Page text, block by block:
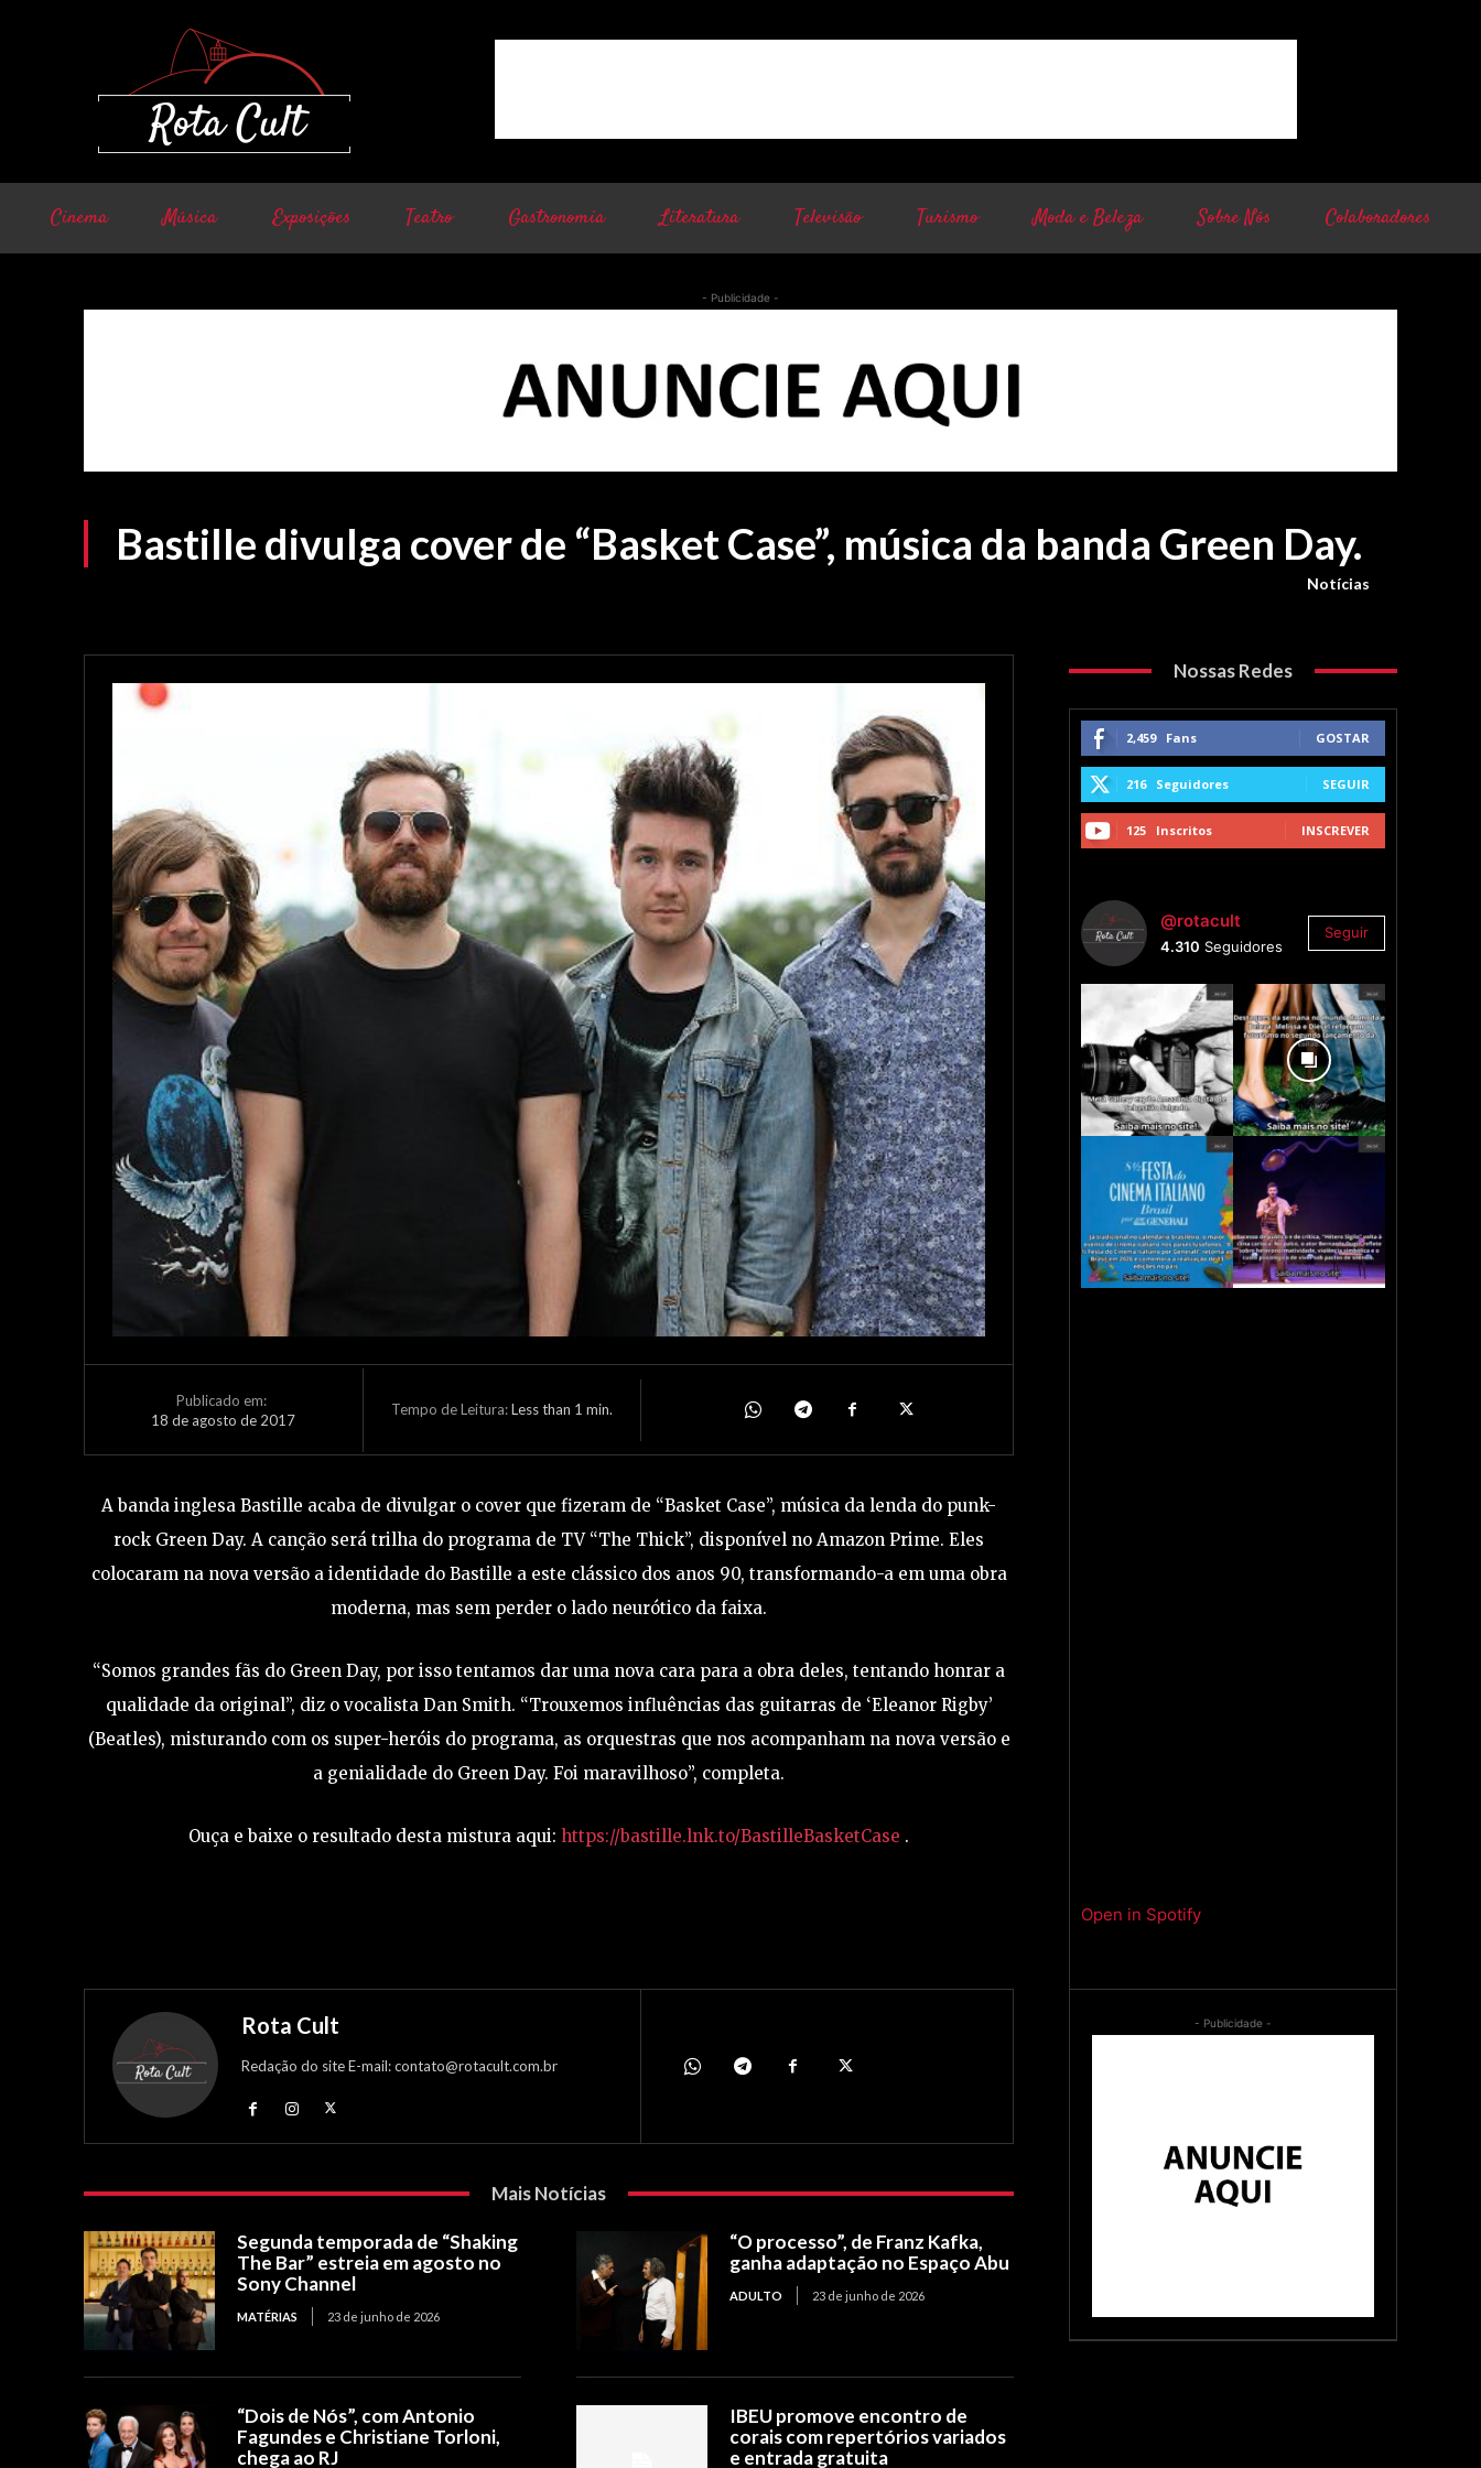
Cinema Música Exposições Teatro Gastronomia Literatura Televisão Turismo Moda e Beleza Sobre Nós Colaboradores
- Publicidade -
Bastille divulga cover de “Basket Case”, música da banda Green Day.
Notícias
Publicado em:
18 de agosto de 2017
Tempo de Leitura:Less than 1 min.
A banda inglesa Bastille acaba de divulgar o cover que fizeram de “Basket Case”, música da lenda do punk-
rock Green Day. A canção será trilha do programa de TV “The Thick”, disponível no Amazon Prime. Eles
colocaram na nova versão a identidade do Bastille a este clássico dos anos 90, transformando-a em uma obra
moderna, mas sem perder o lado neurótico da faixa.
“Somos grandes fãs do Green Day, por isso tentamos dar uma nova cara para a obra deles, tentando honrar a
qualidade da original”, diz o vocalista Dan Smith. “Trouxemos influências das guitarras de ‘Eleanor Rigby’
(Beatles), misturando com os super-heróis do programa, as orquestras que nos acompanham na nova versão e
a genialidade do Green Day. Foi maravilhoso”, completa.
Ouça e baixe o resultado desta mistura aqui: https://bastille.lnk.to/BastilleBasketCase .
Rota Cult
Redação do site E-mail: contato@rotacult.com.br
Mais Notícias
Segunda temporada de “Shaking
The Bar” estreia em agosto no
Sony Channel
MATÉRIAS 23 de junho de 2026
“O processo”, de Franz Kafka,
ganha adaptação no Espaço Abu
ADULTO 23 de junho de 2026
“Dois de Nós”, com Antonio
Fagundes e Christiane Torloni,
chega ao RJ
IBEU promove encontro de
corais com repertórios variados
e entrada gratuita
Nossas Redes
2,459 Fans GOSTAR
216 Seguidores SEGUIR
125 Inscritos INSCREVER
@rotacult
4.310 Seguidores
Seguir
Open in Spotify
- Publicidade -